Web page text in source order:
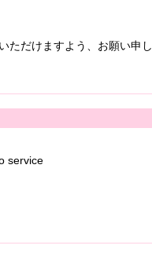
ただけますよう、お願い申し
service